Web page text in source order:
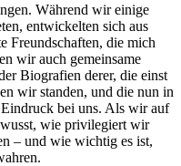
Während wir einige
entwickelten sich aus
Freundschaften, die mich
wir auch gemeinsame
Biografien derer, die einst
wir standen, und die nun in
bei uns. Als wir auf
wie privilegiert wir
– und wie wichtig es ist,